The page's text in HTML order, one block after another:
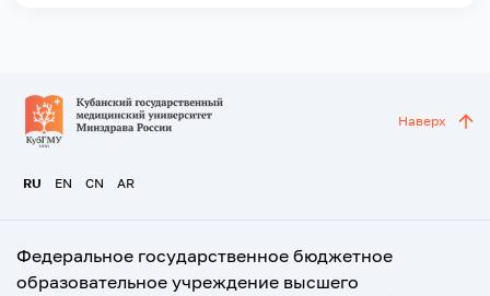
RU EN CN AR
Наверх
Федеральное государственное бюджетное
образовательное учреждение высшего